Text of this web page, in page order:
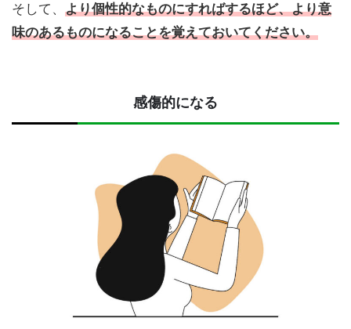
そして、 より個性的なものにすればするほど、より意
味のあるものになることを覚えておいてください。
感傷的になる